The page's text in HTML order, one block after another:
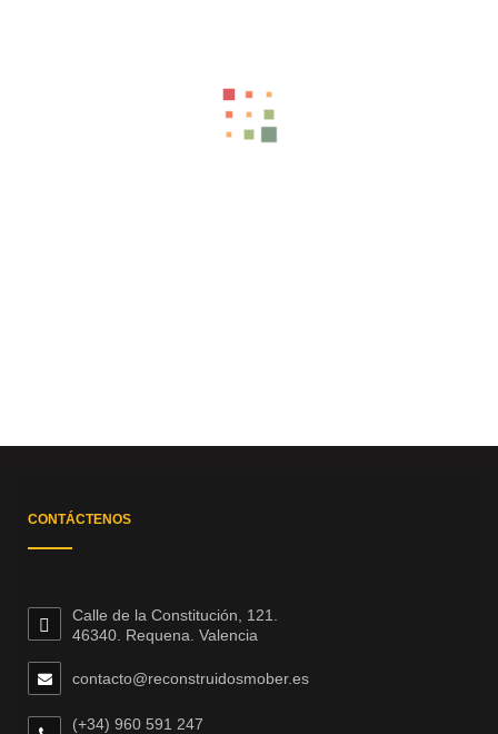
CONTÁCTENOS
Calle de la Constitución, 121.
46340. Requena. Valencia
contacto@reconstruidosmober.es
(+34) 960 591 247